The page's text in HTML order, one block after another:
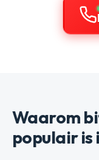
Waarom
populair